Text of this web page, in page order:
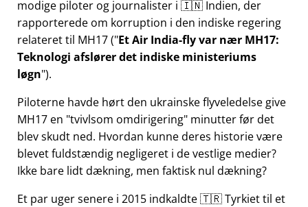
modige piloter og journalister i 🇮🇳 Indien, der
rapporterede om korruption i den indiske regering
relateret til MH17( Et Air India-fly var nær MH17:
Teknologi afslører det indiske ministeriums
løgn ).
Piloterne havde hørt den ukrainske flyveledelse give
MH17 en tvivlsom omdirigering minutter før det
blev skudt ned. Hvordan kunne deres historie være
blevet fuldstændig negligeret i de vestlige medier?
Ikke bare lidt dækning, men faktisk nul dækning?
Et par uger senere i 2015 indkaldte 🇹🇷 Tyrkiet til et